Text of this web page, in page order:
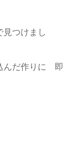
つけまし
んだ作りに 即